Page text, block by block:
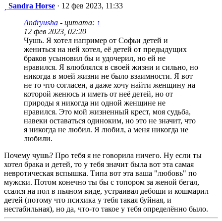
Сообщение
Sandra Horse · 12 фев 2023, 11:33
Andryusha - цитата: ↑
12 фев 2023, 02:20
Чушь. Я хотел например от Софьи детей и
жениться на ней хотел, её детей от предыдущих
браков усыновил бы и удочерил, но ей не
нравился. Я влюблялся в своей жизни и сильно, но
никогда в моей жизни не было взаимности. Я вот
не то что согласен, а даже хочу найти женщину на
которой женюсь и иметь от неё детей, но от
природы я никогда ни одной женщине не
нравился. Это мой жизненный крест, моя судьба,
навеки оставаться одиноким, но это не значит, что
я никогда не любил. Я любил, а меня никогда не
любили.
Почему чушь? Про тебя я не говорила ничего. Ну если ты
хотел брака и детей, то у тебя значит была вот эта самая
невротическая вспышка. Типа вот эта ваша "любовь" по
мужски. Потом конечно ты бы с топором за женой бегал,
ссался на пол в пьяном виде, устраивал дебоши и кошмарил
детей (потому что психика у тебя такая буйная, и
нестабильная), но да, что-то такое у тебя определённо было.